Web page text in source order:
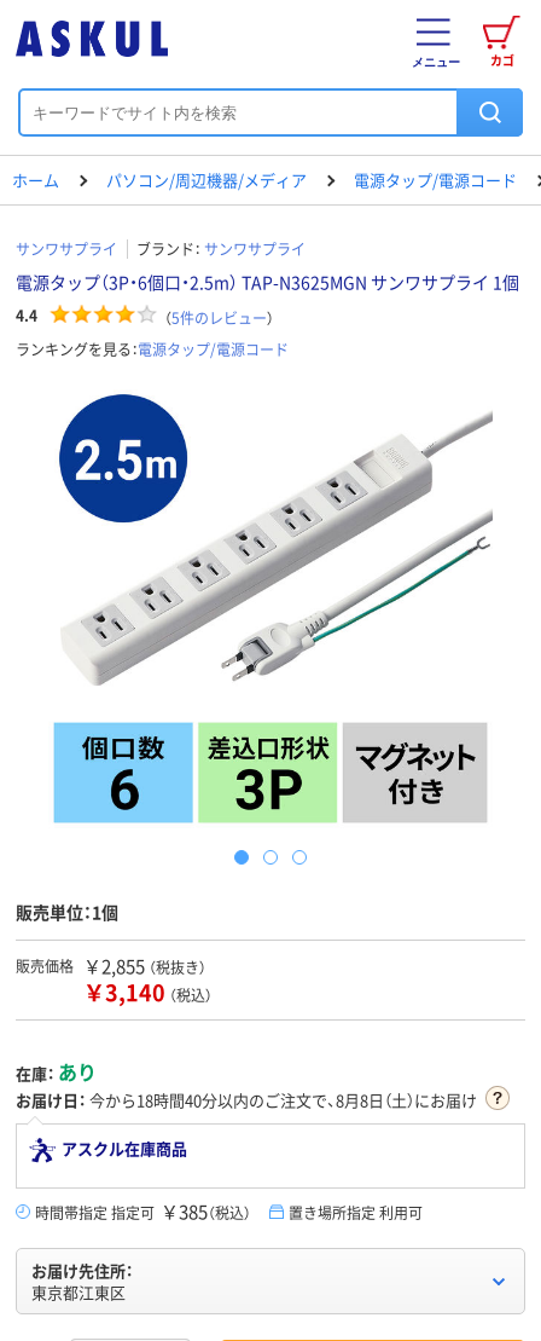
カゴ
メニュー
ホーム パソコン/周辺機器/メディア 電源タップ/電源コード
サンワサプライ ブランド： サンワサプライ
電源タップ（3P・6個口・2.5m） TAP-N3625MGN サンワサプライ 1個
4.4 （5件のレビュー）
ランキングを見る：電源タップ/電源コード
販売単位：1個
販売価格 ￥2,855 （税抜き）
￥3,140 （税込）
在庫： あり
お届け日： 今から18時間40分以内のご注文で、8月8日（土）にお届け
アスクル在庫商品
時間帯指定 指定可 ￥385（税込） 置き場所指定 利用可
お届け先住所：
東京都江東区